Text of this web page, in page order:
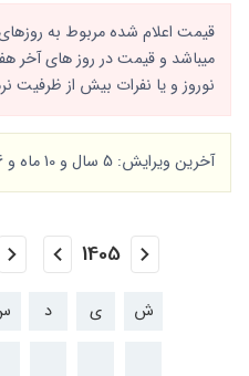
قیمت اعلام شده مربوط به
میباشد و قیمت در روز های آخر
نوروز و یا نفرات بیش از ظرفیت
آخرین ویرایش: 5 سال و 10 ماه و 6 روز قبل
ش ی د